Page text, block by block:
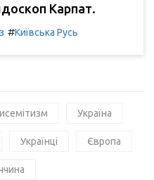
Карпат.
#Київська Русь
Україна
Українці Європа